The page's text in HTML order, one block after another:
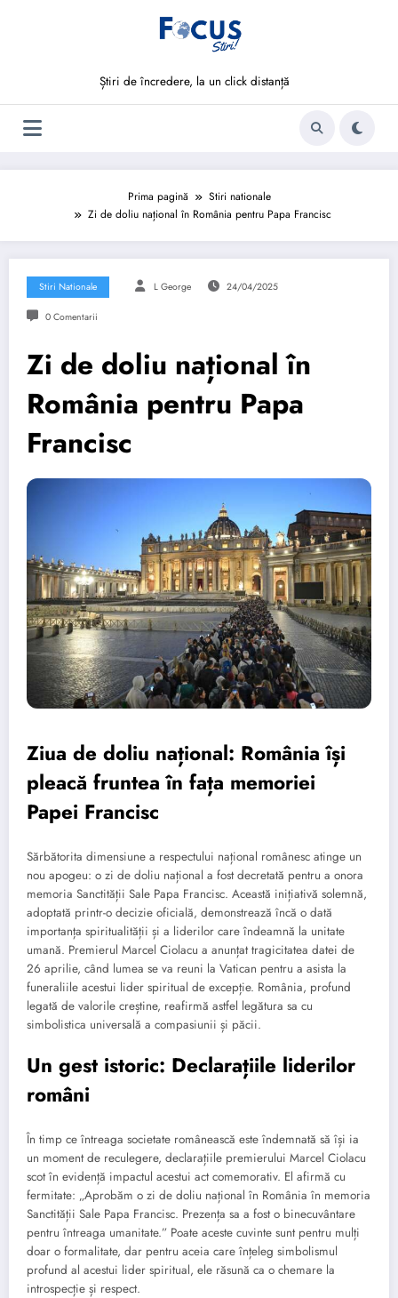
Știri de încredere, la un click distanță
Prima pagină
Stiri nationale
Zi de doliu național în România pentru Papa Francisc
Stiri Nationale L George 24/04/2025
0 Comentarii
Zi de doliu național în
România pentru Papa
Francisc
Ziua de doliu național: România își
pleacă fruntea în fața memoriei
Papei Francisc
Sărbătorita dimensiune a respectului național românesc atinge un
nou apogeu: o zi de doliu național a fost decretată pentru a onora
memoria Sanctității Sale Papa Francisc. Această inițiativă solemnă,
adoptată printr-o decizie oficială, demonstrează încă o dată
importanța spiritualității și a liderilor care îndeamnă la unitate
umană. Premierul Marcel Ciolacu a anunțat tragicitatea datei de
26 aprilie, când lumea se va reuni la Vatican pentru a asista la
funeraliile acestui lider spiritual de excepție. România, profund
legată de valorile creștine, reafirmă astfel legătura sa cu
simbolistica universală a compasiunii și păcii.
Un gest istoric: Declarațiile liderilor
români
În timp ce întreaga societate românească este îndemnată să își ia
un moment de reculegere, declarațiile premierului Marcel Ciolacu
scot în evidență impactul acestui act comemorativ. El afirmă cu
fermitate: „Aprobăm o zi de doliu național în România în memoria
Sanctității Sale Papa Francisc. Prezența sa a fost o binecuvântare
pentru întreaga umanitate.” Poate aceste cuvinte sunt pentru mulți
doar o formalitate, dar pentru aceia care înțeleg simbolismul
profund al acestui lider spiritual, ele răsună ca o chemare la
introspecție și respect.